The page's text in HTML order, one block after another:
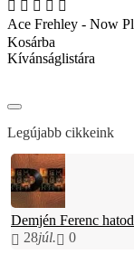
Ace Frehley - Now
Kosárba
Kívánságlistára
Legújabb cikkeink
Demjén Ferenc
28júl. 0